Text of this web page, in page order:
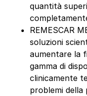
quantità
REMESCAR
soluzioni
aumentare la
gamma di
clinicamente
problemi della